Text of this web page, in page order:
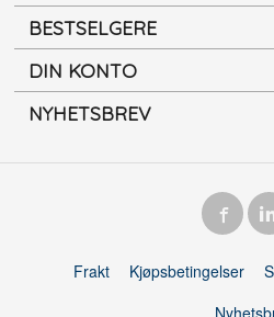
BESTSELGERE
DIN KONTO
NYHETSBREV
Frakt Kjøpsbetingelser